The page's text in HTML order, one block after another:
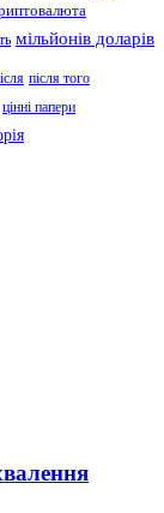
мільйонів доларів
після того
цінні папери